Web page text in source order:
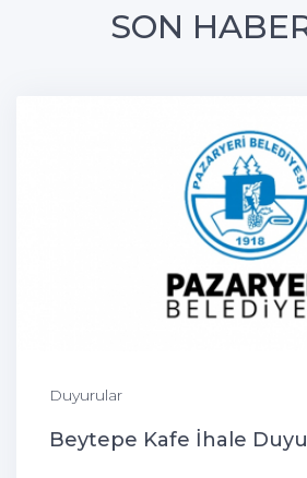
SON
Duyurular
Beytepe Kafe İhale